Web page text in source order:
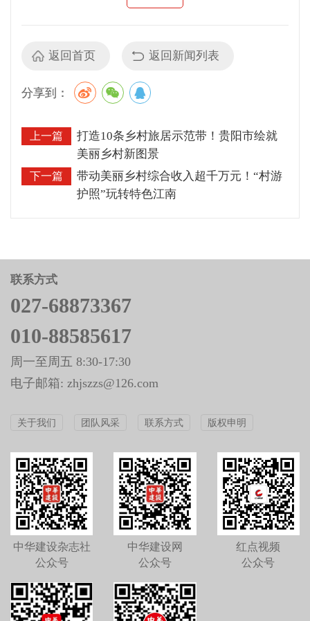
返回首页 返回新闻列表
分享到：
上一篇
打造10条乡村旅居示范带！贵阳市绘就
美丽乡村新图景
下一篇
带动美丽乡村综合收入超千万元！“村游
护照”玩转特色江南
联系方式
027-68873367
010-88585617
周一至周五 8:30-17:30
电子邮箱: zhjszzs@126.com
关于我们 团队风采 联系方式 版权申明
中华建设杂志社
公众号
中华建设网
公众号
红点视频
公众号